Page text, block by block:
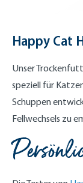
Happy Cat
Unser
speziell für
Schuppen
Fellwechsels zu